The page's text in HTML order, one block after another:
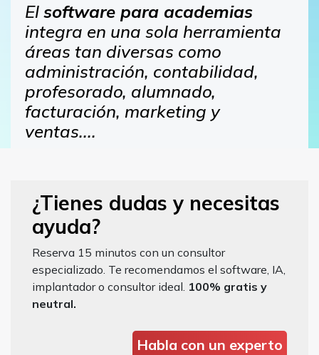
El software para academias
integra en una sola herramienta
áreas tan diversas como
administración, contabilidad,
profesorado, alumnado,
facturación, marketing y
ventas....
¿Tienes dudas y necesitas
ayuda?
Reserva 15 minutos con un consultor
especializado. Te recomendamos el software, IA,
implantador o consultor ideal. 100% gratis y
neutral.
Habla con un experto